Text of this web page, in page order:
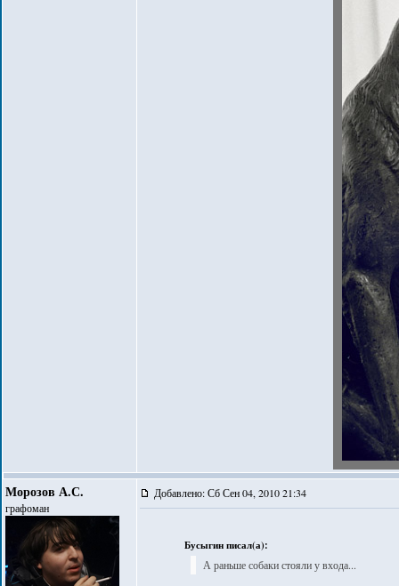
Морозов А.С.
графоман
Добавлено: Сб Сен 04, 2010 21:34
Бусыгин писал(а):
А раньше собаки стояли у входа...